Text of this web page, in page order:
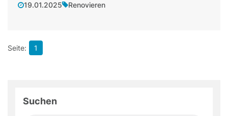
19.01.2025 Renovieren
1
Suchen